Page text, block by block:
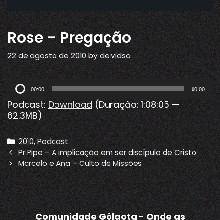
Rose – Pregação
22 de agosto de 2010bydeividso
Tocador
de
áudio
00:00 00:00
Podcast:Download(Duração: 1:08:05 —
62.3MB)
Categories
2010,Podcast
Post
navigation
Pr Pipe – A implicação em ser discípulo de Cristo
Marcelo e Ana – Culto de Missões
Comunidade Gólgota - Onde as